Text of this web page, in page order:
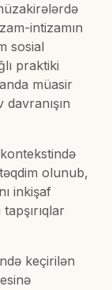
intizamın
sosial
praktiki
müasir
olunub,
inkişaf
keçirilən